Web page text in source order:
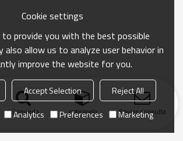
búsqueda categoría Enviar consulta
Cookie settings
to provide you with the best possible
also allow us to analyze user behavior in
improve the website for you.
Accept Selection
Reject All
Analytics Preferences Marketing